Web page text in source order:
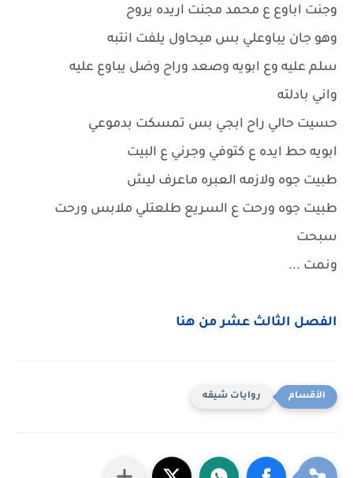
وجنت اباوع ع محمد مجنت اريده يروح
وهو جان يباوعلي بس ميحاول يلفت انتبه
سلم عليه وع ابويه وصعد وراح وضل يباوع عليه
واني بادلته
حسيت حالي راح ابجي بس تمسكت بدموعي
ابويه حط ايده ع كتوفي وجرني ع البيت
طبيت جوه ولازمه العبره ماعرف ليش
طبيت جوه ورحت ع السريع طلعتلي ملابس ورحت
سبحت
ونمت ...
الفصل الثالث عشر من هنا
روايات شيقه